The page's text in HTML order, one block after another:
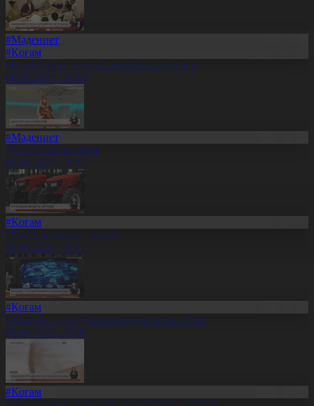
#Мәдениет
#Қоғам
Өнерді өнеге еткен Ерниязовтар отбасы
08.08.2026, 20:16
#Мәдениет
Дәстүр мен креатив
08.08.2026, 20:13
#Қоғам
Отандық өндіріс өрледі
08.08.2026, 20:11
#Қоғам
Құрылыс — ел дамуының қозғаушы күші
08.08.2026, 20:09
#Қоғам